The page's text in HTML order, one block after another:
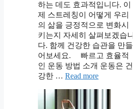
하는 데도 효과적입니다. 이
제 스트레칭이 어떻게 우리
의 삶을 긍정적으로 변화시
키는지 자세히 살펴보겠습니
다. 함께 건강한 습관을 만들
어보세요. 빠르고 효율적
인 운동 방법 소개 운동은 건
강한 … Read more